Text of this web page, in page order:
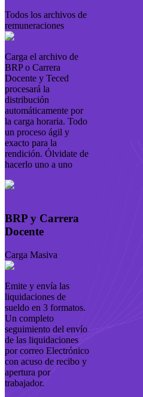
Todos los archivos de
remuneraciones
Carga el archivo de
BRP o Carrera
Docente y Teced
procesará la
distribución
automáticamente por
la carga horaria. Todo
un proceso ágil y
exacto para la
rendición. Ólvidate de
hacerlo uno a uno
BRP y Carrera
Docente
Carga Masiva
Emite y envía las
liquidaciones de
sueldo en 3 formatos.
Un completo
seguimiento del envío
de las liquidaciones
por correo Electrónico
con acuso de recibo y
apertura por
trabajador.